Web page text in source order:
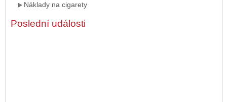
Náklady na cigarety
Poslední události